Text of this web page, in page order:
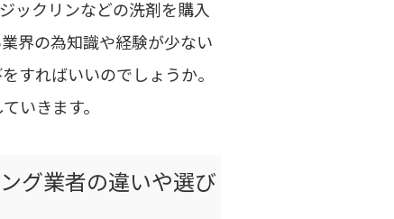
ックリンなどの洗剤を購入
界の為知識や経験が少ない
すればいいのでしょうか。
いきます。
グ業者の違いや選び